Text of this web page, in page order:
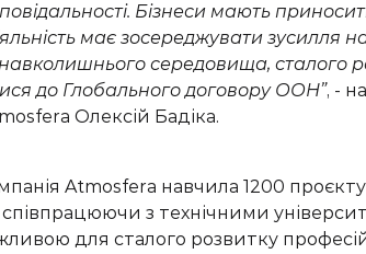
Бізнеси мають
має зосереджувати зусилля
ьогосередовища, сталого
до Глобального договору ООН”, -
Олексій Бадіка.
Atmosfera навчила 1200
співпрацюючи з технічними
для сталого розвитку